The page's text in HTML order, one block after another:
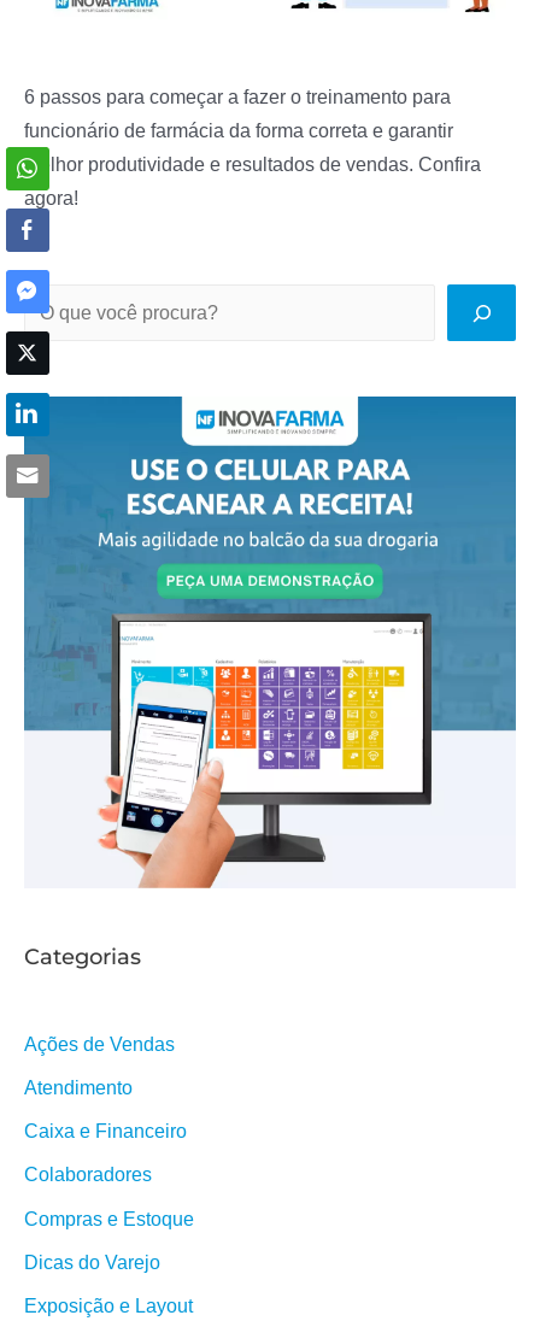
P
e
s
q
u
i
Categorias
Ações de Vendas
Atendimento
Caixa e Financeiro
Colaboradores
Compras e Estoque
Dicas do Varejo
Exposição e Layout
6 passos para começar a fazer o treinamento para
funcionário de farmácia da forma correta e garantir
melhor produtividade e resultados de vendas. Confira
agora!